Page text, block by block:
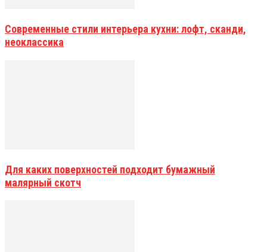
Современные стили интерьера кухни: лофт, сканди,
неоклассика
Для каких поверхностей подходит бумажный
малярный скотч